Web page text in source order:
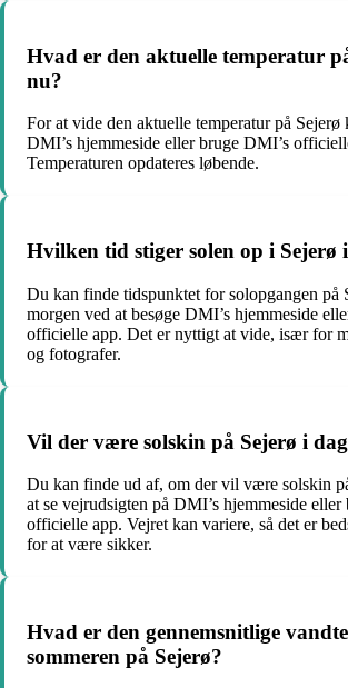
Hvad er den aktuelle temperatur
nu?
For at vide den aktuelle temperatur på Sejerø
DMI’s hjemmeside eller bruge DMI’s
Temperaturen opdateres løbende.
Hvilken tid stiger solen op i Sejerø
Du kan finde tidspunktet for solopgangen på
morgen ved at besøge DMI’s hjemmeside
officielle app. Det er nyttigt at vide, især for
og fotografer.
Vil der være solskin på Sejerø i
Du kan finde ud af, om der vil være solskin
at se vejrudsigten på DMI’s hjemmeside eller
officielle app. Vejret kan variere, så det er
for at være sikker.
Hvad er den gennemsnitlige
sommeren på Sejerø?